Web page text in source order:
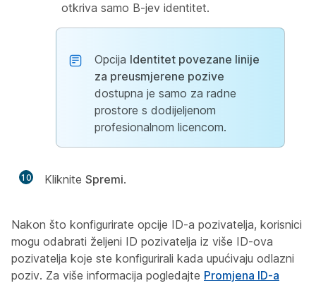
otkriva samo B-jev identitet.
Opcija Identitet povezane linije
za preusmjerene pozive
dostupna je samo za radne
prostore s dodijeljenom
profesionalnom licencom.
10 Kliknite Spremi.
Nakon što konfigurirate opcije ID-a pozivatelja, korisnici
mogu odabrati željeni ID pozivatelja iz više ID-ova
pozivatelja koje ste konfigurirali kada upućivaju odlazni
poziv. Za više informacija pogledajte Promjena ID-a